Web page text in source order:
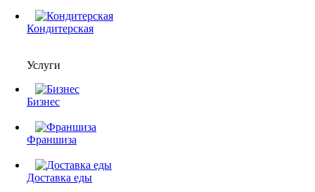
Кондитерская
Услуги
Бизнес
Франшиза
Доставка еды